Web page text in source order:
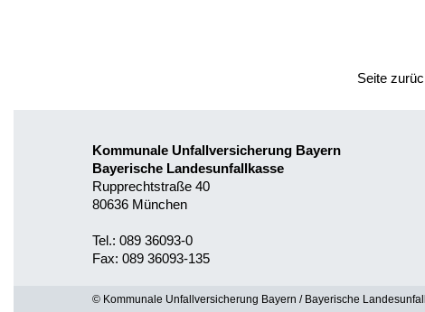
Seite
Kommunale Unfallversicherung Bayern
Bayerische Landesunfallkasse
Rupprechtstraße 40
80636 München
Tel.: 089 36093-0
Fax: 089 36093-135
© Kommunale Unfallversicherung Bayern / Bayerische